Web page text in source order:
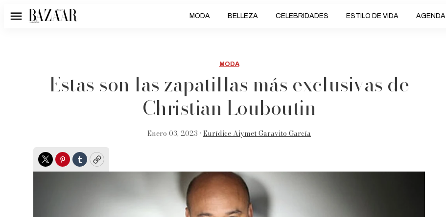
Menú MODA BELLEZA CELEBRIDADES ESTILO DE VIDA AGENDA
MODA
Estas son las zapatillas más exclusivas de
Christian Louboutin
Enero 03, 2023 • Eurídice Aiymet Garavito García
TwitterPinterest
TumblrCopy